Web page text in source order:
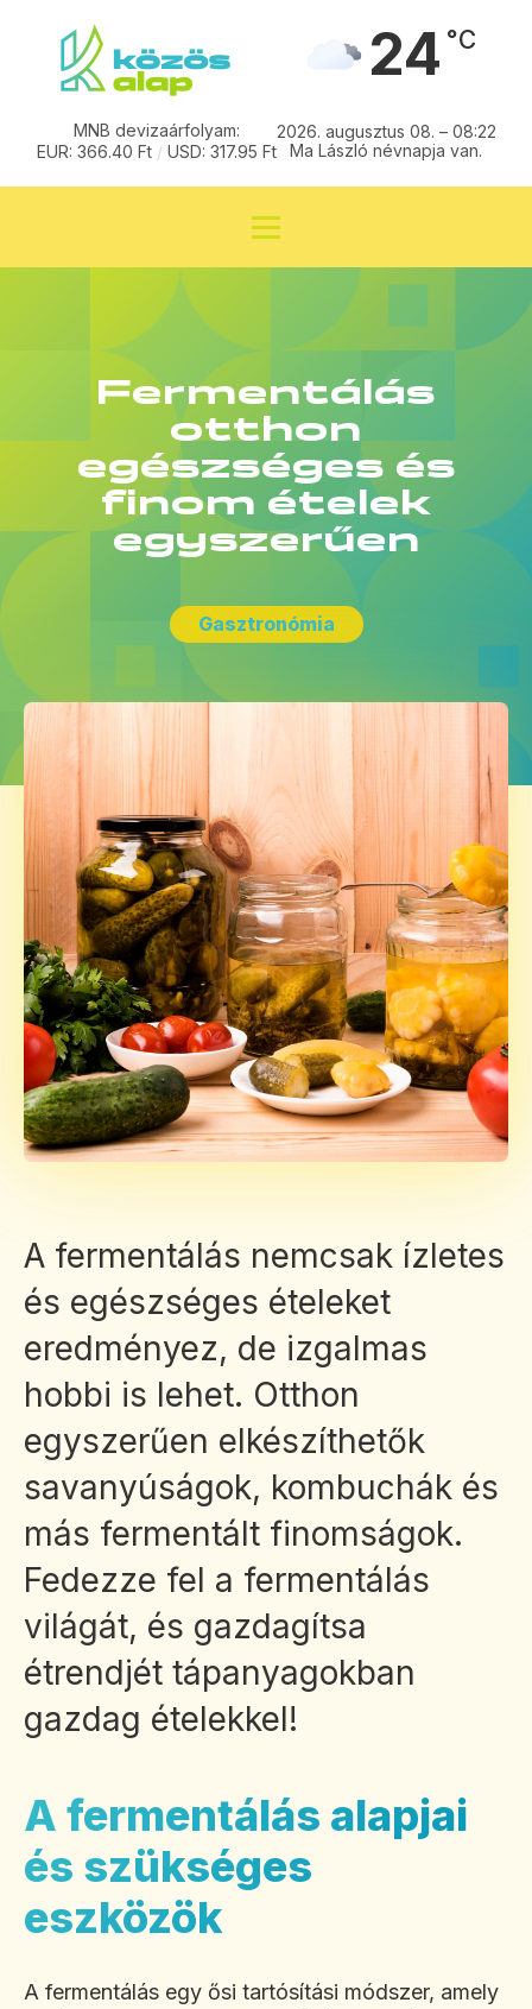
MNB devizaárfolyam:
EUR: 366.40 Ft / USD: 317.95 Ft
2026. augusztus 08. – 08:22
Ma László névnapja van.
24 °C
Fermentálás
otthon
egészséges és
finom ételek
egyszerűen
Gasztronómia
A fermentálás nemcsak ízletes
és egészséges ételeket
eredményez, de izgalmas
hobbi is lehet. Otthon
egyszerűen elkészíthetők
savanyúságok, kombuchák és
más fermentált finomságok.
Fedezze fel a fermentálás
világát, és gazdagítsa
étrendjét tápanyagokban
gazdag ételekkel!
A fermentálás alapjai
és szükséges
eszközök
A fermentálás egy ősi tartósítási módszer, amely